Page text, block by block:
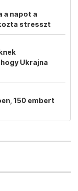
a napot a
stresszt
Ukrajna
150 embert